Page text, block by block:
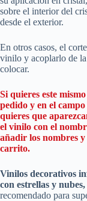
sobre el interior del
desde el exterior.
En otros casos, el
vinilo y acoplarlo de
colocar.
Si quieres este
pedido y en el
quieres que
el vinilo con el
añadir los nombres
carrito.
Vinilos decorativos
con estrellas y
recomendado para